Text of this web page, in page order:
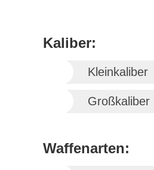
Kaliber:
Kleinkaliber
Großkaliber
Waffenarten: